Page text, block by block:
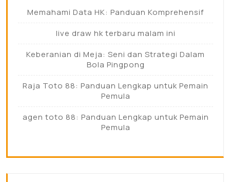
Memahami Data HK: Panduan Komprehensif
live draw hk terbaru malam ini
Keberanian di Meja: Seni dan Strategi Dalam
Bola Pingpong
Raja Toto 88: Panduan Lengkap untuk Pemain
Pemula
agen toto 88: Panduan Lengkap untuk Pemain
Pemula